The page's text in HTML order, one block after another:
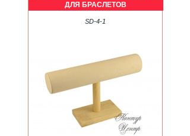
ДЛЯ БРАСЛЕТОВ
SD-4-1